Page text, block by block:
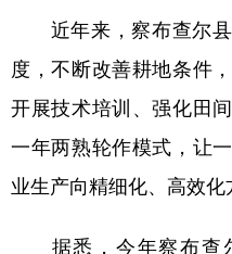
近年来，察布查尔县
度，不断改善耕地条件
开展技术培训、强化田
一年两熟轮作模式，让
业生产向精细化、高效化
据悉，今年察布查